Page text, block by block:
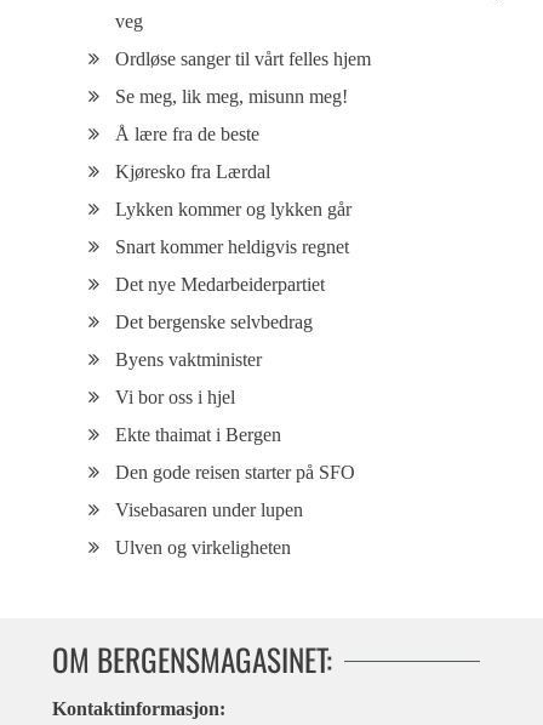
veg
Ordløse sanger til vårt felles hjem
Se meg, lik meg, misunn meg!
Å lære fra de beste
Kjøresko fra Lærdal
Lykken kommer og lykken går
Snart kommer heldigvis regnet
Det nye Medarbeiderpartiet
Det bergenske selvbedrag
Byens vaktminister
Vi bor oss i hjel
Ekte thaimat i Bergen
Den gode reisen starter på SFO
Visebasaren under lupen
Ulven og virkeligheten
OM BERGENSMAGASINET:
Kontaktinformasjon: